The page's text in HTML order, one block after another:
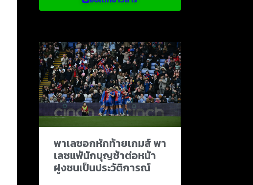
พาเลซอกหักท้ายเกมส์ พา
เลซแพ้นักบุญช้าต่อหน้า
ฝูงชนเป็นประวัติการณ์